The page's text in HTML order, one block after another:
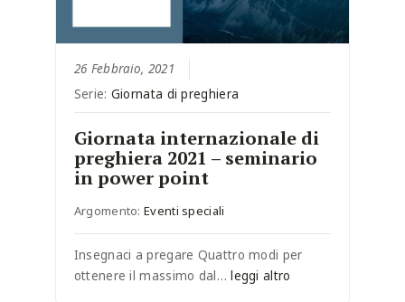
26 Febbraio, 2021
Serie: Giornata di preghiera
Giornata internazionale di
preghiera 2021 – seminario
in power point
Argomento:Eventi speciali
Insegnaci a pregare Quattro modi per
ottenere il massimo dal… leggi altro